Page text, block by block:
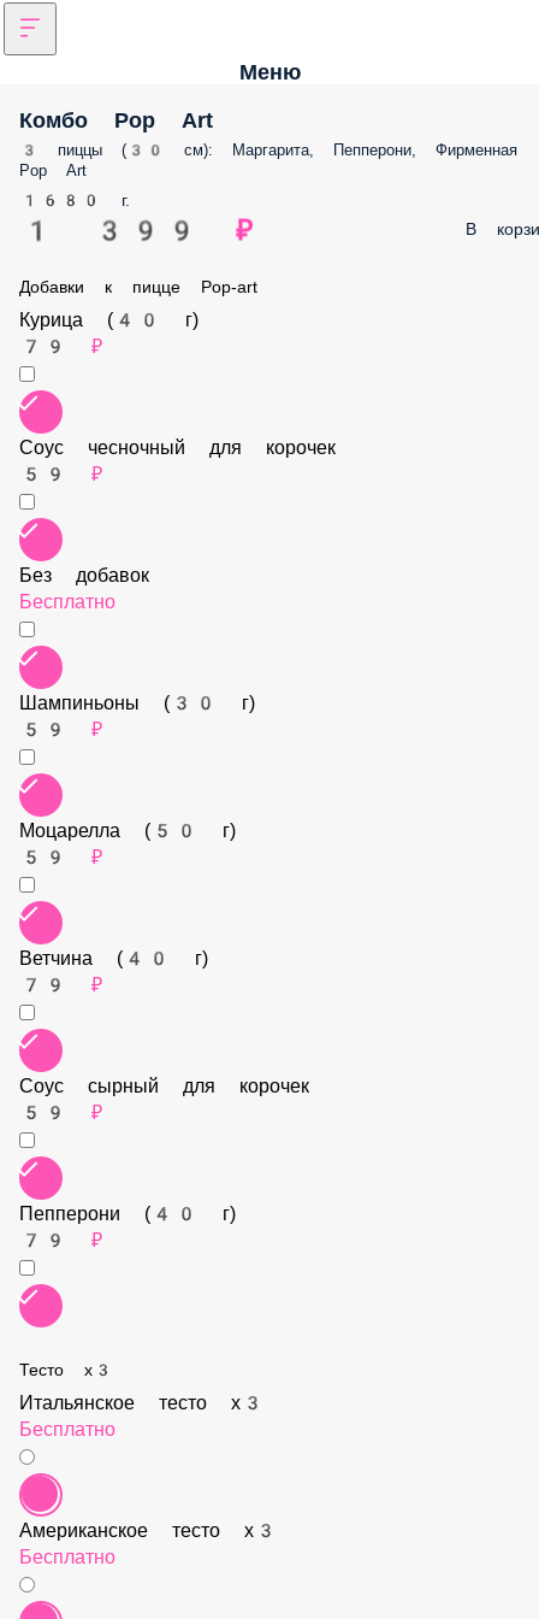
Меню
Комбо Pop Art
3 пиццы (30 см): Маргарита, Пепперони, Фирменная Pop Art
1680 г.
1 399 ₽
Курица (40 г)
79 ₽
Соус чесночный для корочек
59 ₽
Без добавок
59 ₽
Моцарелла (50 г)
59 ₽
Ветчина (40 г)
79 ₽
Соус сырный для корочек
59 ₽
Тесто х3
Итальянское тесто х3
Бесплатно